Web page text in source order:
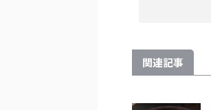
関連記事